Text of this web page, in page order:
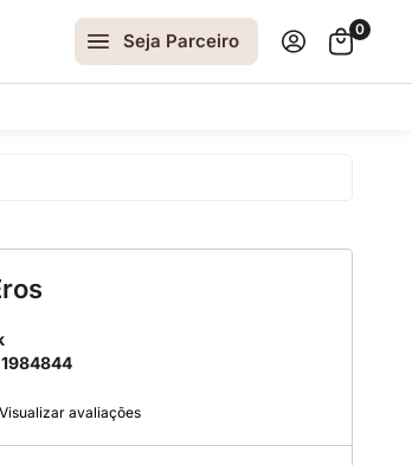
Seja Parceiro
0
1984844
Visualizar avaliações